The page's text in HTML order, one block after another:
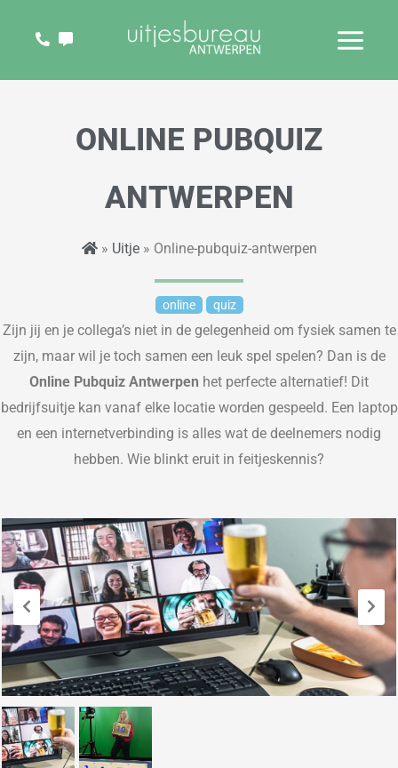
ONLINE PUBQUIZ
ANTWERPEN
» Uitje» Online-pubquiz-antwerpen
online quiz
Zijn jij en je collega’s niet in de gelegenheid om fysiek samen te
zijn, maar wil je toch samen een leuk spel spelen? Dan is de
Online Pubquiz Antwerpen het perfecte alternatief! Dit
bedrijfsuitje kan vanaf elke locatie worden gespeeld. Een laptop
en een internetverbinding is alles wat de deelnemers nodig
hebben. Wie blinkt eruit in feitjeskennis?